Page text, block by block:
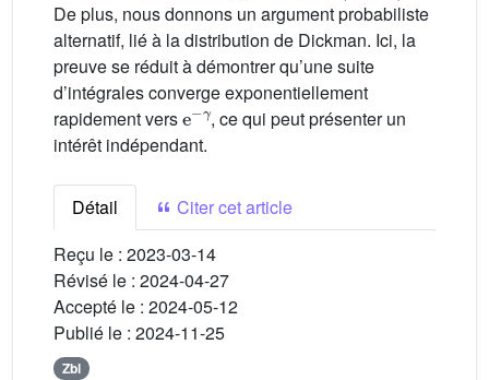
De plus, nous donnons un argument probabiliste
alternatif, lié à la distribution de Dickman. Ici, la
preuve se réduit à démontrer qu’une suite
d’intégrales converge exponentiellement
rapidement vers
e-
γ
, ce qui peut présenter un
intérêt indépendant.
Détail
Citer cet article
Reçu le : 2023-03-14
Révisé le : 2024-04-27
Accepté le : 2024-05-12
Publié le : 2024-11-25
Zbl